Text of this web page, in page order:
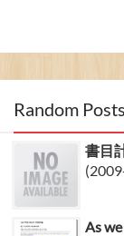
Random Posts
書目
As